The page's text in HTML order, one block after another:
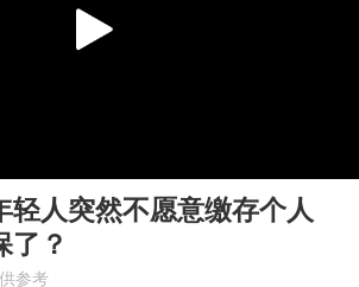
Play
轻人突然不愿意缴存个人
了？
参考